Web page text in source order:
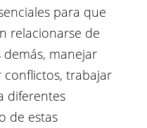
para que
relacionarse de
manejar
conflictos, trabajar
diferentes
de estas